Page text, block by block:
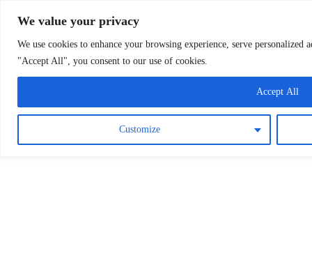
We value your privacy
We use cookies to enhance your browsing experience, serve
"Accept All", you consent to our use of cookies.
Customize
Accept All
content
Osterreichische Pfarreie